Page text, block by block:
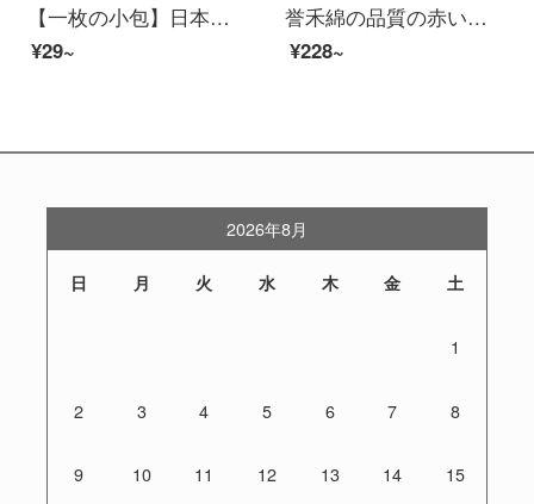
【一枚の小包】日本のTombowトンボMONO消しゴムの大集合です。2/3/4/5 B重鉛/製図クラシックタイプ-トランペット
¥29~
誉禾綿の品質の赤いネッカチーフの国标の1.2メートルの小学生の少年先鋒の隊員の標準の項の綿の布の質の柔軟な子供の学の用品の大人の通用する5条は6115詰めます。
¥228~
2026年8月
日 月 火 水 木 金 土
1
2 3 4 5 6 7 8
9 10 11 12 13 14 15